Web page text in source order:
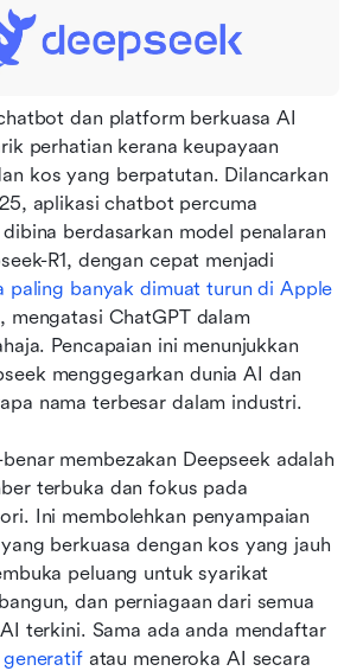
dan platform berkuasa AI
perhatian kerana keupayaan
kos yang berpatutan. Dilancarkan
aplikasi chatbot percuma
berdasarkan model penalaran
paling banyak dimuat turun di Apple
, mengatasi ChatGPT dalam
Pencapaian ini menunjukkan
menggegarkan dunia AI dan
nama terbesar dalam industri.
membezakan Deepseek adalah
terbuka dan fokus pada
Ini membolehkan penyampaian
berkuasa dengan kos yang jauh
peluang untuk syarikat
dan perniagaan dari semua
terkini. Sama ada anda mendaftar
atau meneroka AI secara